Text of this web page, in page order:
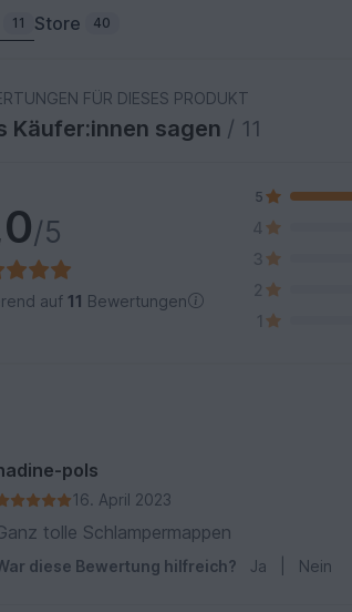
11 Store 40
FÜR DIESES PRODUKT
Käufer:innen sagen / 11
/5
auf 11 Bewertungen
5
4
3
2
1
pols
16. April 2023
tolle Schlampermappen
diese Bewertung hilfreich? Ja Nein